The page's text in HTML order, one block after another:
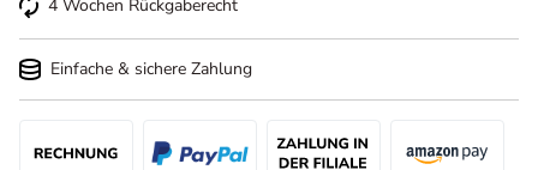
4 Wochen Rückgaberecht
Einfache & sichere Zahlung